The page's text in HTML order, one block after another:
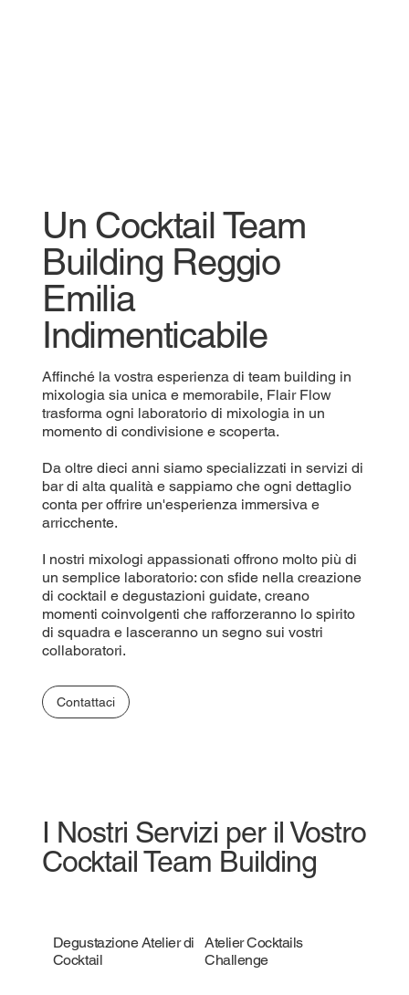
Un Cocktail Team
Building Reggio
Emilia
Indimenticabile
Affinché la vostra esperienza di team building in
mixologia sia unica e memorabile, Flair Flow
trasforma ogni laboratorio di mixologia in un
momento di condivisione e scoperta.
Da oltre dieci anni siamo specializzati in servizi di
bar di alta qualità e sappiamo che ogni dettaglio
conta per offrire un'esperienza immersiva e
arricchente.
I nostri mixologi appassionati offrono molto più di
un semplice laboratorio: con sfide nella creazione
di cocktail e degustazioni guidate, creano
momenti coinvolgenti che rafforzeranno lo spirito
di squadra e lasceranno un segno sui vostri
collaboratori.
Contattaci
I Nostri Servizi per il Vostro
Cocktail Team Building
Degustazione Atelier di
Cocktail
Atelier Cocktails
Challenge